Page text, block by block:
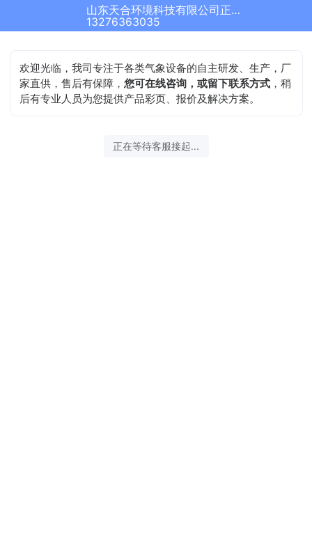
山东天合环境科技有限公司正在为您服务
13276363035
欢迎光临，我司专注于各类气象设备的自主研发、生产，厂
家直供，售后有保障，您可在线咨询，或留下联系方式 ，稍
后有专业人员为您提供产品彩页、报价及解决方案。
正在等待客服接起...